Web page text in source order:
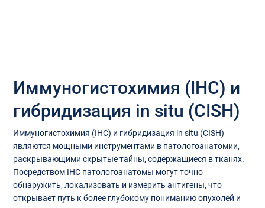
Иммуногистохимия (IHC) и
гибридизация in situ (CISH)
Иммуногистохимия (IHC) и гибридизация in situ (CISH)
являются мощными инструментами в патологоанатомии,
раскрывающими скрытые тайны, содержащиеся в тканях.
Посредством IHC патологоанатомы могут точно
обнаружить, локализовать и измерить антигены, что
открывает путь к более глубокому пониманию опухолей и